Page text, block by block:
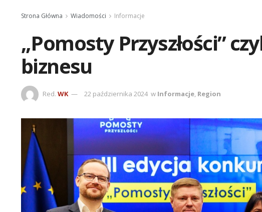
Strona Główna Wiadomości Informacje
„Pomosty Przyszłości”
biznesu
Red. WK 22 października 2024 w Informacje, Region